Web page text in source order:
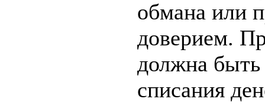
обмана или
доверием.
должна быть
списания